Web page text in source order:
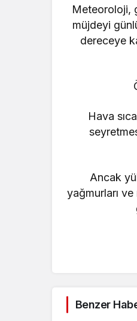
Meteoroloji,
müjdeyi
dereceye
Hava
Ancak
yağmurları
Benzer